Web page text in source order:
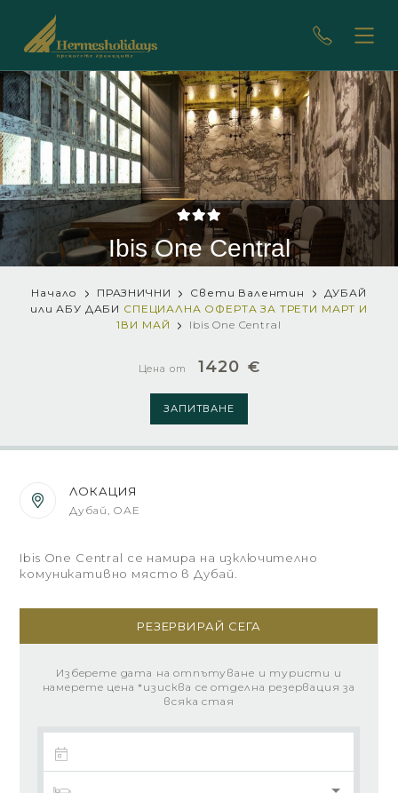
Ibis One Central
Начало ПРАЗНИЧНИ Свети Валентин
ДУБАЙ
или АБУ ДАБИ СПЕЦИАЛНА ОФЕРТА ЗА ТРЕТИ МАРТ И
1ВИ МАЙ
Ibis One Central
Цена от 1420 €
ЗАПИТВАНЕ
ЛОКАЦИЯ
Дубай, ОАЕ
Ibis One Central се намира на изключително
комуникативно място в Дубай.
РЕЗЕРВИРАЙ СЕГА
Изберете дата на отпътуване и туристи и
намерете цена *изисква се отделна резервация за
всяка стая